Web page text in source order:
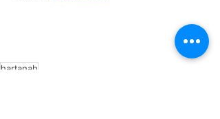
Pelabur asing perkukuh prospek sektor
hartanah